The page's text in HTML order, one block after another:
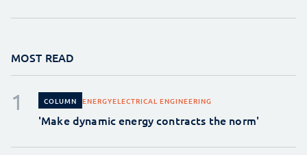
MOST READ
COLUMN ENERGYELECTRICAL ENGINEERING
'Make dynamic energy contracts the norm'